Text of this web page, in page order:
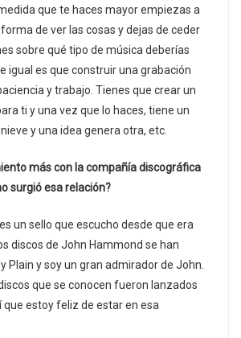
que te haces mayor empiezas a
de ver las cosas y dejas de ceder
sobre qué tipo de música deberías
igual es que construir una grabación
y trabajo. Tienes que crear un
ti y una vez que lo haces, tiene un
y una idea genera otra, etc.
más con la compañía discográfica
surgió esa relación?
un sello que escucho desde que era
discos de John Hammond se han
Plain y soy un gran admirador de John.
que se conocen fueron lanzados
que estoy feliz de estar en esa